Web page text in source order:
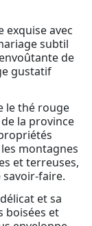
exquise avec
subtil
de
gustatif
le thé rouge
la province
montagnes
et terreuses,
faire.
et sa
boisées et